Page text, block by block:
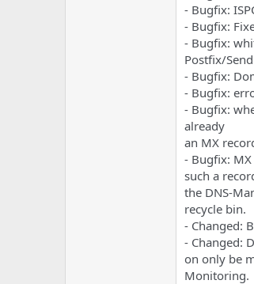
- Bugfix:
- Bugfix:
- Bugfix:
Postfix/
- Bugfix:
- Bugfix:
- Bugfix:
already
an MX
- Bugfix:
such a
the DNS-
recycle bin.
- Changed:
- Changed:
on only be
Monitoring.